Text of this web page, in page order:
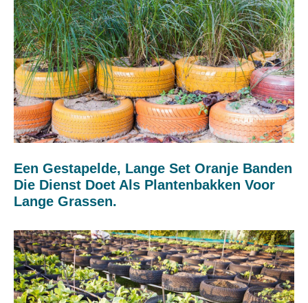
Een Gestapelde, Lange Set Oranje Banden
Die Dienst Doet Als Plantenbakken Voor
Lange Grassen.